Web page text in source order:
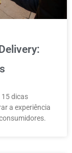
15 dicas
a experiência